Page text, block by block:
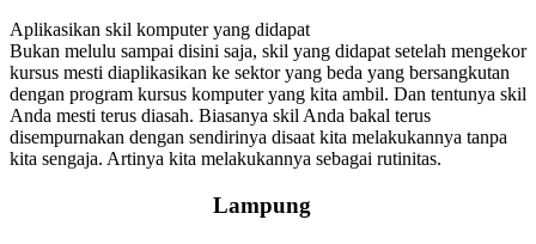
Aplikasikan skil komputer yang didapat
Bukan melulu sampai disini saja, skil yang didapat setelah mengekor
kursus mesti diaplikasikan ke sektor yang beda yang bersangkutan
dengan program kursus komputer yang kita ambil. Dan tentunya skil
Anda mesti terus diasah. Biasanya skil Anda bakal terus
disempurnakan dengan sendirinya disaat kita melakukannya tanpa
kita sengaja. Artinya kita melakukannya sebagai rutinitas.
Lampung